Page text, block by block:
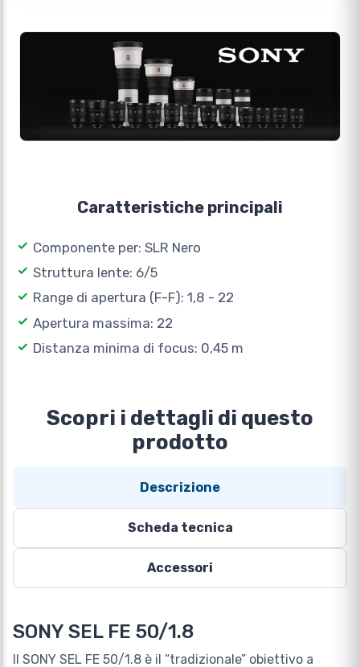
Caratteristiche principali
Componente per: SLR Nero
Struttura lente: 6/5
Range di apertura (F-F): 1,8 - 22
Apertura massima: 22
Distanza minima di focus: 0,45 m
Scopri i dettagli di questo
prodotto
Descrizione
Scheda tecnica
Accessori
SONY SEL FE 50/1.8
Il SONY SEL FE 50/1.8 è il “tradizionale” obiettivo a